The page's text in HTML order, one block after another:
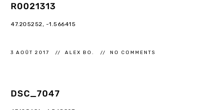
R0021313
47.205252, -1.566415
3 AOÛT 2017 ALEX BO. NO COMMENTS
DSC_7047